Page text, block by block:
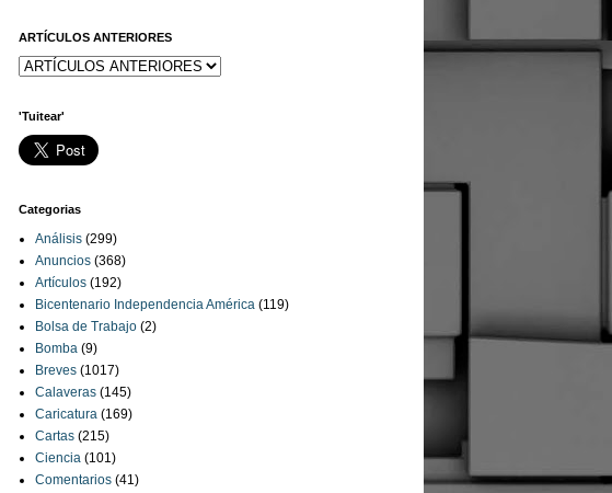
ARTÍCULOS ANTERIORES
'Tuitear'
Categorias
Análisis (299)
Anuncios (368)
Artículos (192)
Bicentenario Independencia América (119)
Bolsa de Trabajo (2)
Bomba (9)
Breves (1017)
Calaveras (145)
Caricatura (169)
Cartas (215)
Ciencia (101)
Comentarios (41)